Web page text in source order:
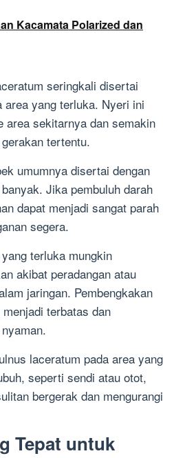
Kacamata Polarized dan
seringkali disertai
area yang terluka. Nyeri ini
area sekitarnya dan semakin
tertentu.
umumnya disertai dengan
Jika pembuluh darah
dapat menjadi sangat parah
segera.
terluka mungkin
akibat peradangan atau
jaringan. Pembengkakan
terbatas dan
laceratum pada area yang
seperti sendi atau otot,
bergerak dan mengurangi
Tepat untuk